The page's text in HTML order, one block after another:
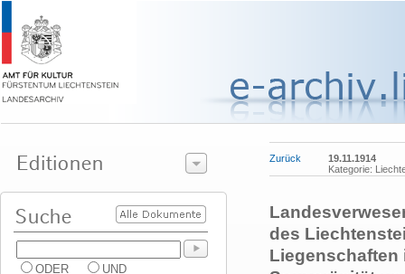
ODER UND
Zurück
19.11.1914
Kategorie:
des
Liegenschaften